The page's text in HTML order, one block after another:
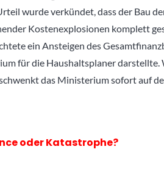
wurde verkündet, dass der Bau
Kostenexplosionen komplett
ein Ansteigen des
für die Haushaltsplaner
das Ministerium sofort auf
oder Katastrophe?